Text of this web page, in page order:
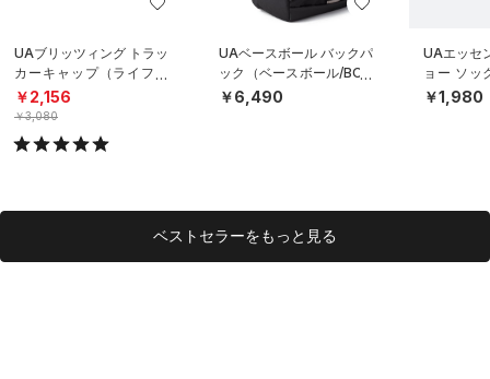
UAブリッツィング トラッ
カーキャップ（ライフス
タイル/BOYS）
￥2,156
￥3,080
UAベースボール バックパ
ック（ベースボール/BOY
S）
￥6,490
UAエッセ
ョー ソッ
ト）（ト
S）
￥1,980
ベストセラーをもっと見る